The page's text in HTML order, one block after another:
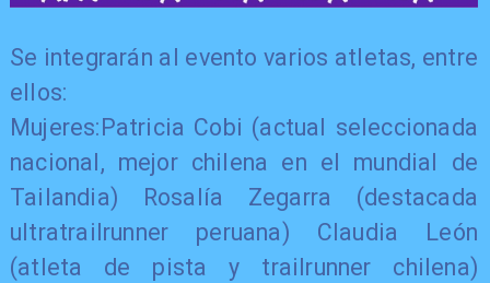
Se integrarán al evento varios atletas, entre
ellos:
Mujeres:Patricia Cobi (actual seleccionada
nacional, mejor chilena en el mundial de
Tailandia) Rosalía Zegarra (destacada
ultratrailrunner peruana) Claudia León
(atleta de pista y trailrunner chilena)